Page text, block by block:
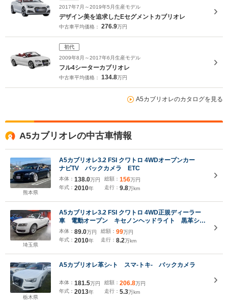
2017年7月～2019年5月生産モデル
デザイン美を追求したEセグメントカブリオレ
中古車平均価格： 276.9万円
初代
2009年8月～2017年6月生産モデル
フル4シーターカブリオレ
中古車平均価格： 134.8万円
A5カブリオレのカタログを見る
A5カブリオレの中古車情報
熊本県
A5カブリオレ3.2 FSI クワトロ 4WDオープンカー
ナビTV バックカメラ ETC
本体： 138.0万円
年式： 2010年
総額： 156万円
走行： 9.8万km
埼玉県
A5カブリオレ3.2 FSI クワトロ 4WD正規ディーラー
車 電動オープン キセノンヘッドライト 黒革シー
ト 純正18インチ 純正HDDナビ 地デジフルセグ
テレビバックカメラ CD録音 DVD再生 ブルート
ゥース ETC クルーズコントロール
本体： 89.0万円
年式： 2010年
総額： 99万円
走行： 8.2万km
栃木県
A5カブリオレ革シ-ト スマ-トキ- バックカメラ
本体： 181.5万円
年式： 2013年
総額： 206.8万円
走行： 5.3万km